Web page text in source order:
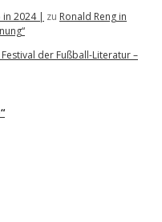
in 2024 | zu Ronald Reng in
der Fußball-Literatur –